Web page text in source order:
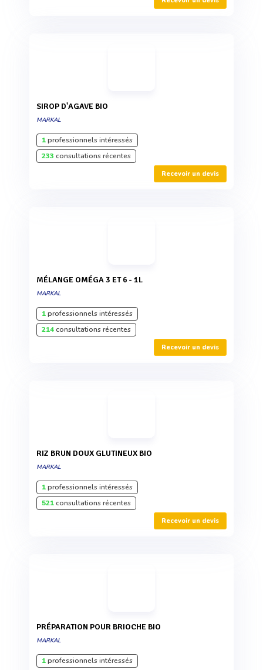
SIROP D'AGAVE BIO
MARKAL
1professionnels intéressés
233 consultations récentes
Recevoir un devis
MÉLANGE OMÉGA 3 ET 6 - 1L
MARKAL
1professionnels intéressés
214consultations récentes
Recevoir un devis
RIZ BRUN DOUX GLUTINEUX BIO
MARKAL
1professionnels intéressés
521consultations récentes
Recevoir un devis
PRÉPARATION POUR BRIOCHE BIO
MARKAL
1professionnels intéressés